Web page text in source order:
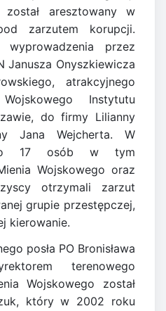
został aresztowany w
zarzutem korupcji.
przez
Janusza Onyszkiewicza
atrakcyjnego
Instytutu
do firmy Lilianny
Jana Wejcherta. W
17 osób w tym
Wojskowego oraz
otrzymali zarzut
grupie przestępczej,
kierowanie.
posła PO Bronisława
terenowego
Wojskowego został
który w 2002 roku